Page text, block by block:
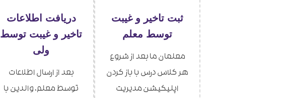
ثبت تاخیر و غیبت
توسط معلم
معلمان ما بعد از شروع
هر کلاس درس با باز کردن
اپلیکیشن مدیریت
دریافت اطلاعات
تاخیر و غیبت توسط
ولی
بعد از ارسال اطلاعات
توسط معلم، والدین با